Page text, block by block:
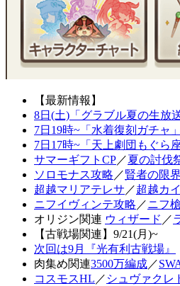
【最新情報】
8日(土)「グラブル夏の生放
7日19時~「水着復刻ガチャ
7日17時~「天上劇団もぐら
サマーギフトCP／夏の討伐
ソロモナス攻略 ／賢者の限
超越マリアテレサ ／超越カ
ニフイヴィンテ攻略 ／ニフ槍
オリジン関連 ウィザード ／
【古戦場関連】9/21(月)~
次回は9月『光有利古戦場』
肉集め関連3500万編成／
コスモスHL ／ シュヴァクレ